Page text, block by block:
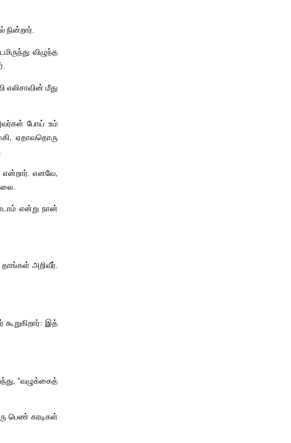
நின்றார்.
விழுந்த
மீது
போய் உம்
ஏதாவதொரு
என்றார். எனவே,
என்று நான்
அறிவீர்.
இத்
“வழுக்கைத்
பெண் கரடிகள்